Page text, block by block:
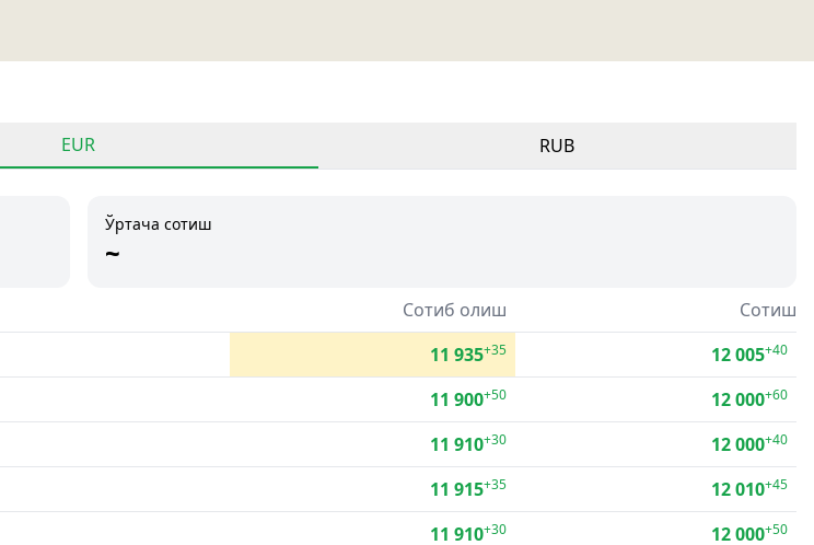
EUR
RUB
Ўртача сотиш
~
Сотиб олиш
Сотиш
11 935+35 12 005+40
11 900+50 12 000+60
11 910+30 12 000+40
11 915+35 12 010+45
11 910+30 12 000+50